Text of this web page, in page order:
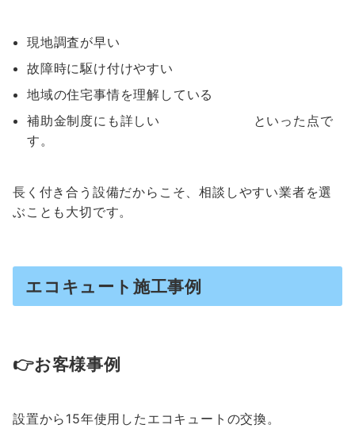
現地調査が早い
故障時に駆け付けやすい
地域の住宅事情を理解している
補助金制度にも詳しい といった点で
す。
長く付き合う設備だからこそ、相談しやすい業者を選
ぶことも大切です。
エコキュート施工事例
👉お客様事例
設置から15年使用したエコキュートの交換。